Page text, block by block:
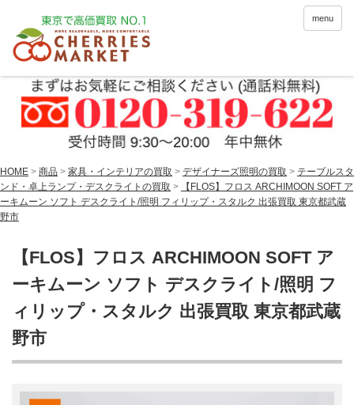
menu
HOME > 商品 > 家具・インテリアの買取 > デザイナーズ照明の買取 > テーブルスタ
ンド・卓上ランプ・デスクライトの買取 >
【FLOS】フロス ARCHIMOON SOFT ア
ーキムーン ソフト デスクライト/照明 フィリップ・スタルク 出張買取 東京都武蔵
野市
【FLOS】フロス ARCHIMOON SOFT ア
ーキムーン ソフト デスクライト/照明 フ
ィリップ・スタルク 出張買取 東京都武蔵
野市